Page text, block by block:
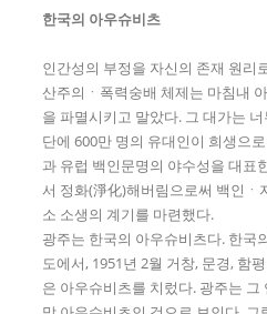
한국의 아우슈비츠
인간성의 부정을 자신의 존재 원리
산주의ㆍ폭력숭배 체제는 마침내
을 파멸시키고 말았다. 그 대가는
단에 600만 명의 유대인이 희생으
과 유럽 백인문명의 야수성을 대표
서 정화(淨化)해버림으로써 백인
소 소생의 계기를 마련했다.
광주는 한국의 아우슈비츠다. 한국
도에서, 1951년 2월 거창, 문경, 함
은 아우슈비츠를 치렀다. 광주는